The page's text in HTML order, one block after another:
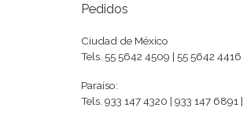
Pedidos
Ciudad de México
Tels. 55 5642 4509 | 55 5642 4416
Paraíso:
Tels. 933 147 4320 | 933 147 6891 |